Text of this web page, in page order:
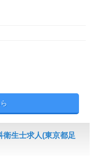
生士求人(東京都足